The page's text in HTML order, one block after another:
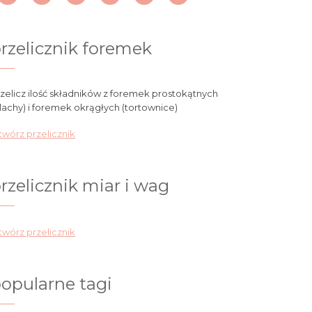
foremek
ilość składników z foremek prostokątnych
i foremek okrągłych (tortownice)
przelicznik
miar i wag
przelicznik
tagi